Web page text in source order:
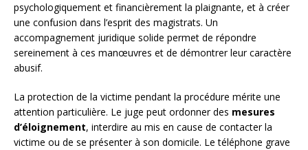
psychologiquement et financièrement la plaignante, et à créer
une confusion dans l’esprit des magistrats. Un
accompagnement juridique solide permet de répondre
sereinement à ces manœuvres et de démontrer leur caractère
abusif.
La protection de la victime pendant la procédure mérite une
attention particulière. Le juge peut ordonner des mesures
d’éloignement, interdire au mis en cause de contacter la
victime ou de se présenter à son domicile. Le téléphone grave